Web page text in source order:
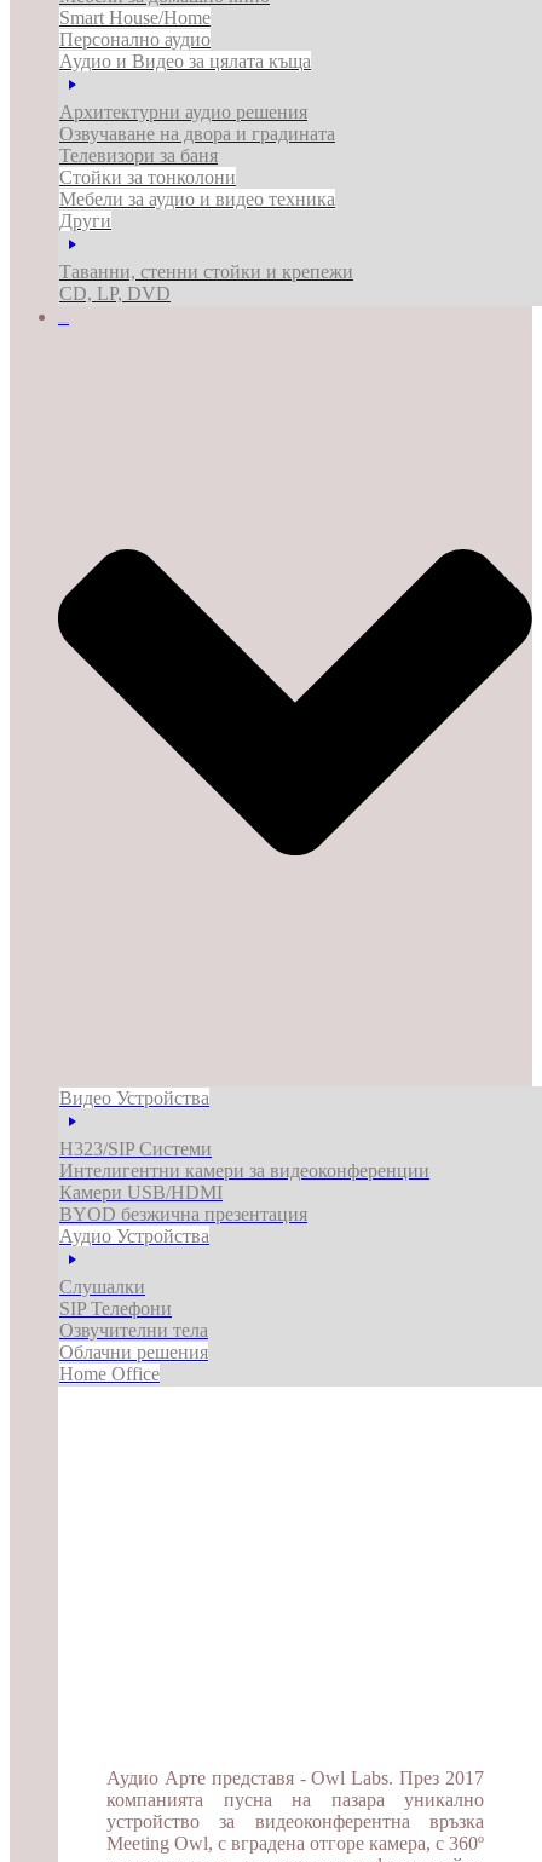
Smart House/Home
Персонално аудио
Аудио и Видео за цялата къща
Архитектурни аудио решения
Озвучаване на двора и градината
Телевизори за баня
Стойки за тонколони
Мебели за аудио и видео техника
Други
Таванни, стенни стойки и крепежи
CD, LP, DVD
Видео Устройства
H323/SIP Системи
Интелигентни камери за видеоконференции
Камери USB/HDMI
BYOD безжична презентация
Аудио Устройства
Слушалки
SIP Телефони
Озвучителни тела
Облачни решения
Home Office
Аудио Арте представя - Owl Labs. През 2017
компанията пусна на пазара уникално
устройство за видеоконферентна връзка
Meeting Owl, с вградена отгоре камера, с 360º